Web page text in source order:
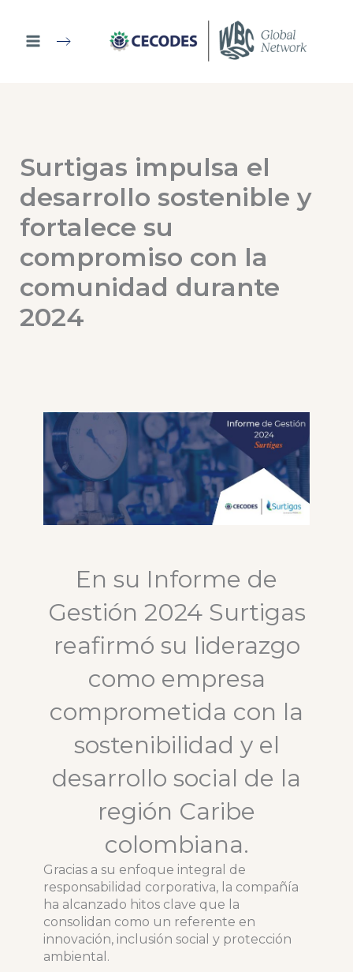
contenido
Surtigas impulsa el
desarrollo sostenible y
fortalece su
compromiso con la
comunidad durante
2024
En su Informe de
Gestión 2024 Surtigas
reafirmó su liderazgo
como empresa
comprometida con la
sostenibilidad y el
desarrollo social de la
región Caribe
colombiana.
Gracias a su enfoque integral de
responsabilidad corporativa, la compañía
ha alcanzado hitos clave que la
consolidan como un referente en
innovación, inclusión social y protección
ambiental.